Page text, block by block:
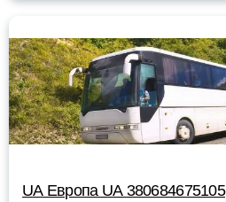
UА Европа UА 380684675105